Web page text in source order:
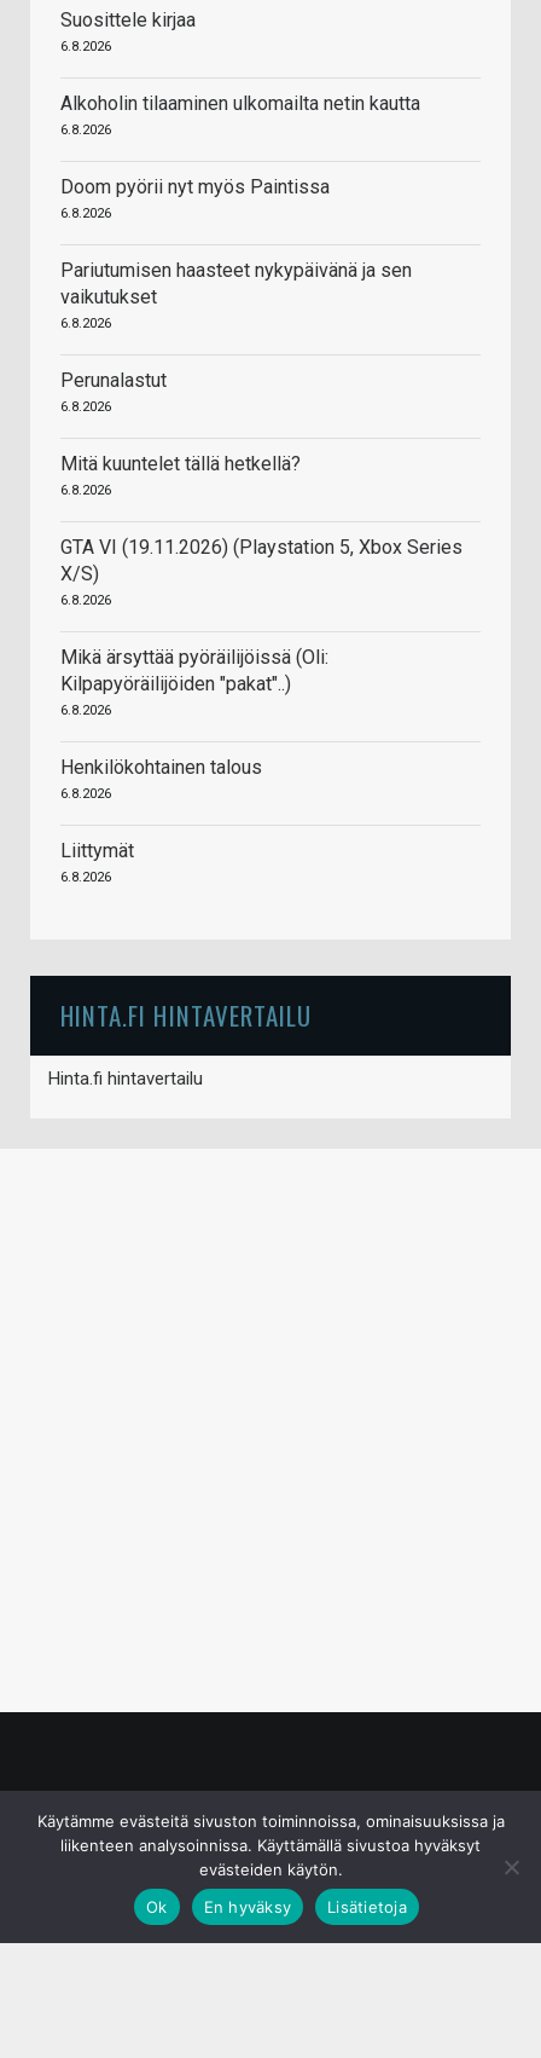
Suosittele kirjaa
6.8.2026
Alkoholin tilaaminen ulkomailta netin kautta
6.8.2026
Doom pyörii nyt myös Paintissa
6.8.2026
Pariutumisen haasteet nykypäivänä ja sen
vaikutukset
6.8.2026
Perunalastut
6.8.2026
Mitä kuuntelet tällä hetkellä?
6.8.2026
GTA VI (19.11.2026) (Playstation 5, Xbox Series
X/S)
6.8.2026
Mikä ärsyttää pyöräilijöissä (Oli:
Kilpapyöräilijöiden "pakat"..)
6.8.2026
Henkilökohtainen talous
6.8.2026
Liittymät
6.8.2026
HINTA.FI HINTAVERTAILU
Hinta.fi hintavertailu
Käytämme evästeitä sivuston toiminnoissa, ominaisuuksissa ja
liikenteen analysoinnissa. Käyttämällä sivustoa hyväksyt
evästeiden käytön.
Ok
En hyväksy Lisätietoja